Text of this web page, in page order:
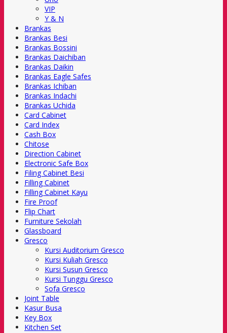
VIP
Y & N
Brankas
Brankas Besi
Brankas Bossini
Brankas Daichiban
Brankas Daikin
Brankas Eagle Safes
Brankas Ichiban
Brankas Indachi
Brankas Uchida
Card Cabinet
Card Index
Cash Box
Chitose
Direction Cabinet
Electronic Safe Box
Filing Cabinet Besi
Filling Cabinet
Filling Cabinet Kayu
Fire Proof
Flip Chart
Furniture Sekolah
Glassboard
Gresco
Kursi Auditorium Gresco
Kursi Kuliah Gresco
Kursi Susun Gresco
Kursi Tunggu Gresco
Sofa Gresco
Joint Table
Kasur Busa
Key Box
Kitchen Set